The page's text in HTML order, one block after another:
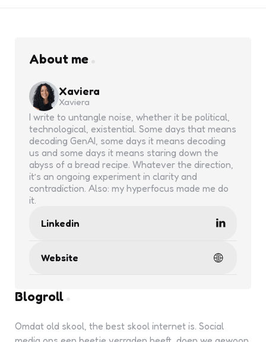
About me
Xaviera
Xaviera
I write to untangle noise, whether it be political,
technological, existential. Some days that means
decoding GenAI, some days it means decoding
us and some days it means staring down the
abyss of a bread recipe. Whatever the direction,
it’s an ongoing experiment in clarity and
contradiction. Also: my hyperfocus made me do
it.
Linkedin
Website
Blogroll
Omdat old skool, the best skool internet is. Social